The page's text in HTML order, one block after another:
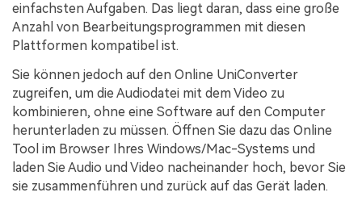
einfachsten Aufgaben. Das liegt daran, dass eine große
Anzahl von Bearbeitungsprogrammen mit diesen
Plattformen kompatibel ist.
Sie können jedoch auf den Online UniConverter
zugreifen, um die Audiodatei mit dem Video zu
kombinieren, ohne eine Software auf den Computer
herunterladen zu müssen. Öffnen Sie dazu das Online
Tool im Browser Ihres Windows/Mac-Systems und
laden Sie Audio und Video nacheinander hoch, bevor Sie
sie zusammenführen und zurück auf das Gerät laden.